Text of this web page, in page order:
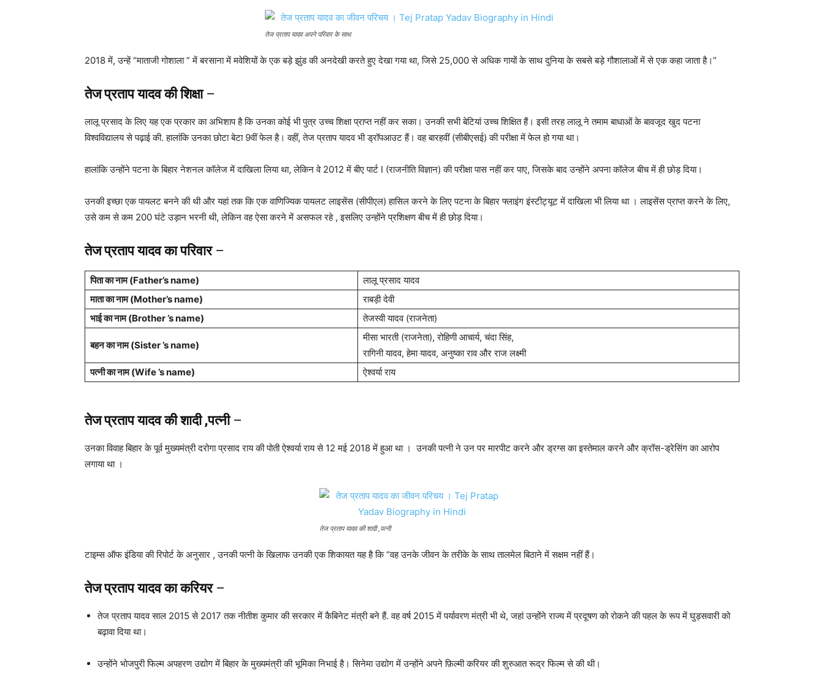
तेज प्रताप यादव अपने परिवार के साथ
2018 में, उन्हें “माताजी गोशाला ” में बरसाना में मवेशियों के एक बड़े झुंड की अनदेखी करते हुए देखा गया था, जिसे 25,000 से अधिक गायों के साथ दुनिया के सबसे बड़े गौशालाओं में से एक कहा जाता है।”
तेज प्रताप यादव की शिक्षा –
लालू प्रसाद के लिए यह एक प्रकार का अभिशाप है कि उनका कोई भी पुत्र उच्च शिक्षा प्राप्त नहीं कर सका। उनकी सभी बेटियां उच्च शिक्षित हैं। इसी तरह लालू ने तमाम बाधाओं के बावजूद खुद पटना
विश्वविद्यालय से पढ़ाई की. हालांकि उनका छोटा बेटा 9वीं फेल है। वहीं, तेज प्रताप यादव भी ड्रॉपआउट हैं। वह बारहवीं (सीबीएसई) की परीक्षा में फेल हो गया था।
हालांकि उन्होंने पटना के बिहार नेशनल कॉलेज में दाखिला लिया था, लेकिन वे 2012 में बीए पार्ट I (राजनीति विज्ञान) की परीक्षा पास नहीं कर पाए, जिसके बाद उन्होंने अपना कॉलेज बीच में ही छोड़ दिया।
उनकी इच्छा एक पायलट बनने की थी और यहां तक ​​कि एक वाणिज्यिक पायलट लाइसेंस (सीपीएल) हासिल करने के लिए पटना के बिहार फ्लाइंग इंस्टीट्यूट में दाखिला भी लिया था । लाइसेंस प्राप्त करने के लिए,
उसे कम से कम 200 घंटे उड़ान भरनी थी, लेकिन वह ऐसा करने में असफल रहे , इसलिए उन्होंने प्रशिक्षण बीच में ही छोड़ दिया।
तेज प्रताप यादव का परिवार –
पिता का नाम(Father’s name)
लालू प्रसाद यादव
माता का नाम (Mother’s name)
राबड़ी देवी
भाई का नाम (Brother ’s name)
तेजस्वी यादव (राजनेता)
बहन का नाम (Sister ’s name)
मीसा भारती (राजनेता), रोहिणी आचार्य, चंदा सिंह,
रागिनी यादव, हेमा यादव, अनुष्का राव और राज लक्ष्मी
पत्नी का नाम (Wife ’s name)
ऐश्वर्या राय
तेज प्रताप यादव की शादी ,पत्नी –
उनका विवाह बिहार के पूर्व मुख्यमंत्री दरोगा प्रसाद राय की पोती ऐश्वर्या राय से 12 मई 2018 में हुआ था । उनकी पत्नी ने उन पर मारपीट करने और ड्रग्स का इस्तेमाल करने और क्रॉस-ड्रेसिंग का आरोप
लगाया था ।
तेज प्रताप यादव की शादी ,पत्नी
टाइम्स ऑफ इंडिया की रिपोर्ट के अनुसार , उनकी पत्नी के खिलाफ उनकी एक शिकायत यह है कि “वह उनके जीवन के तरीके के साथ तालमेल बिठाने में सक्षम नहीं हैं।
तेज प्रताप यादव का करियर –
तेज प्रताप यादव साल 2015 से 2017 तक नीतीश कुमार की सरकार में कैबिनेट मंत्री बने हैं. वह वर्ष 2015 में पर्यावरण मंत्री भी थे, जहां उन्होंने राज्य में प्रदूषण को रोकने की पहल के रूप में घुड़सवारी को
बढ़ावा दिया था।
उन्होंने भोजपुरी फिल्म अपहरण उद्योग में बिहार के मुख्यमंत्री की भूमिका निभाई है। सिनेमा उद्योग में उन्होंने अपने फ़िल्मी करियर की शुरुआत रूद्र फिल्म से की थी।